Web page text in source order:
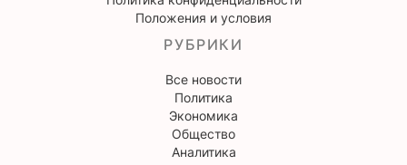
Положения и условия
РУБРИКИ
Все новости
Политика
Экономика
Общество
Аналитика